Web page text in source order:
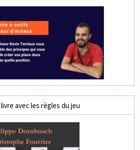
avec les règles du jeu